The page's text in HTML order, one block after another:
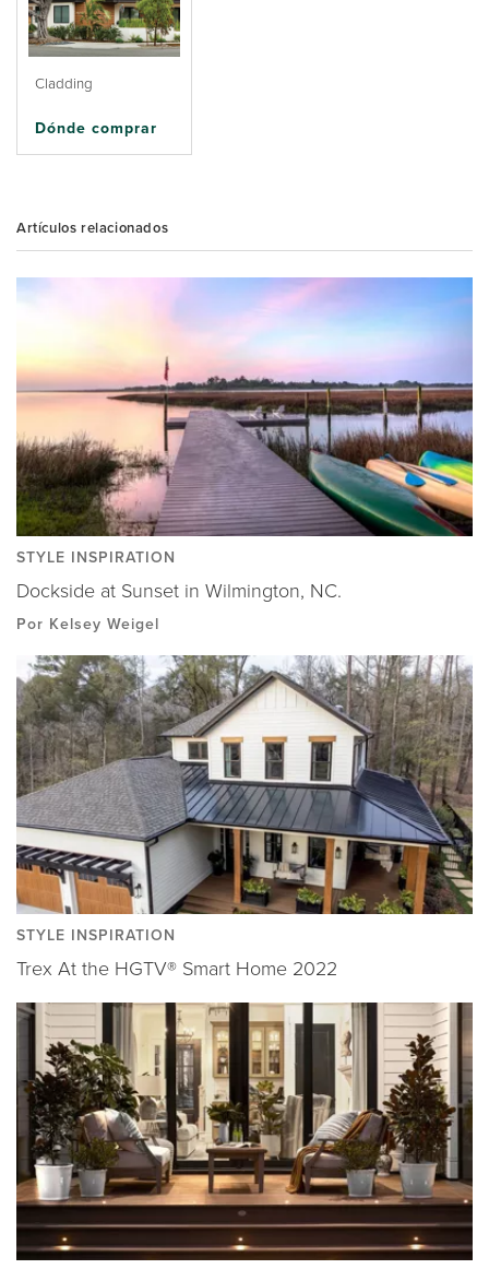
Cladding
Dónde comprar
Artículos relacionados
STYLE INSPIRATION
Dockside at Sunset in Wilmington, NC.
Por Kelsey Weigel
STYLE INSPIRATION
Trex At the HGTV® Smart Home 2022